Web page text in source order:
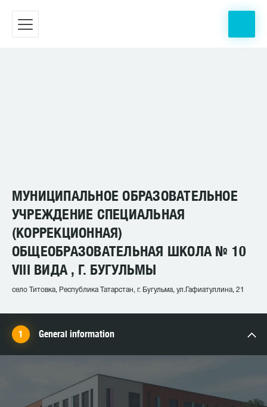
МУНИЦИПАЛЬНОЕ ОБРАЗОВАТЕЛЬНОЕ
УЧРЕЖДЕНИЕ СПЕЦИАЛЬНАЯ
(КОРРЕКЦИОННАЯ)
ОБЩЕОБРАЗОВАТЕЛЬНАЯ ШКОЛА № 10
VIII ВИДА , Г. БУГУЛЬМЫ
село Титовка, Республика Татарстан, г. Бугульма, ул.Гафиатуллина, 21
General information